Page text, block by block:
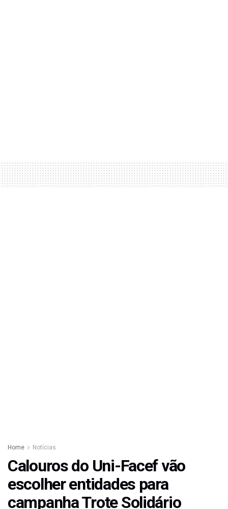
Home Notícias
Calouros do Uni-Facef vão
escolher entidades para
campanha Trote Solidário